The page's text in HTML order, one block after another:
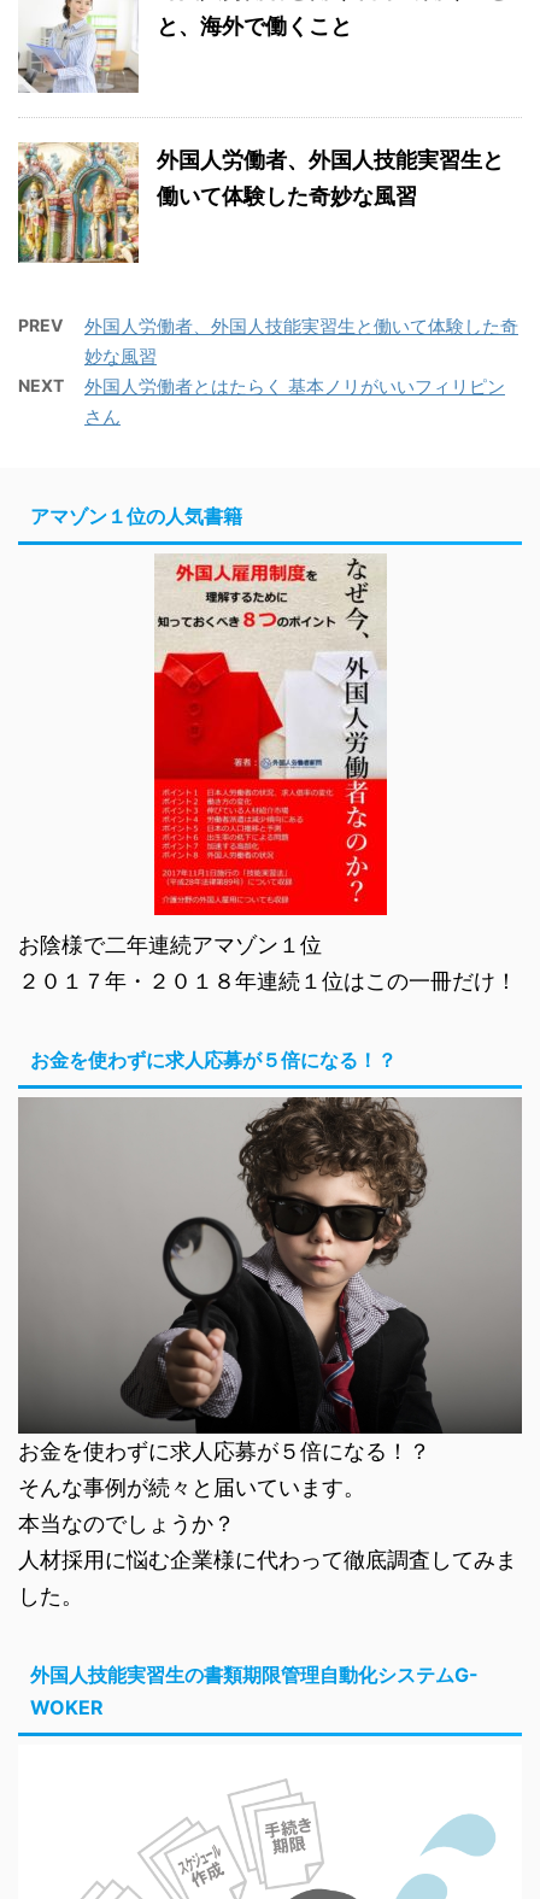
と、海外で働くこと
外国人労働者、外国人技能実習生と
働いて体験した奇妙な風習
PREV
外国人労働者、外国人技能実習生と働いて体験した奇
妙な風習
NEXT
外国人労働者とはたらく 基本ノリがいいフィリピン
さん
アマゾン１位の人気書籍
お陰様で二年連続アマゾン１位
２０１７年・２０１８年連続１位はこの一冊だけ！
お金を使わずに求人応募が５倍になる！？
お金を使わずに求人応募が５倍になる！？
そんな事例が続々と届いています。
本当なのでしょうか？
人材採用に悩む企業様に代わって徹底調査してみま
した。
外国人技能実習生の書類期限管理自動化システムG-
WOKER